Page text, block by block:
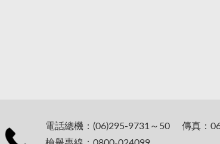
電話總機：(06)295-9731～50 傳真：